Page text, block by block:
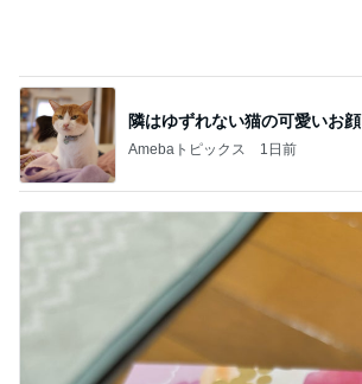
隣はゆずれない猫の可愛いお顔
Amebaトピックス 1日前